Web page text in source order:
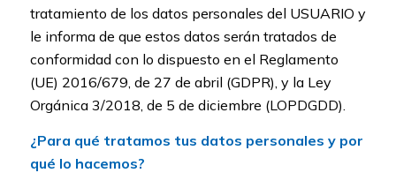
tratamiento de los datos personales del USUARIO y
le informa de que estos datos serán tratados de
conformidad con lo dispuesto en el Reglamento
(UE) 2016/679, de 27 de abril (GDPR), y la Ley
Orgánica 3/2018, de 5 de diciembre (LOPDGDD).
¿Para qué tratamos tus datos personales y por
qué lo hacemos?